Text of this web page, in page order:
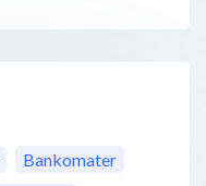
Bankomater